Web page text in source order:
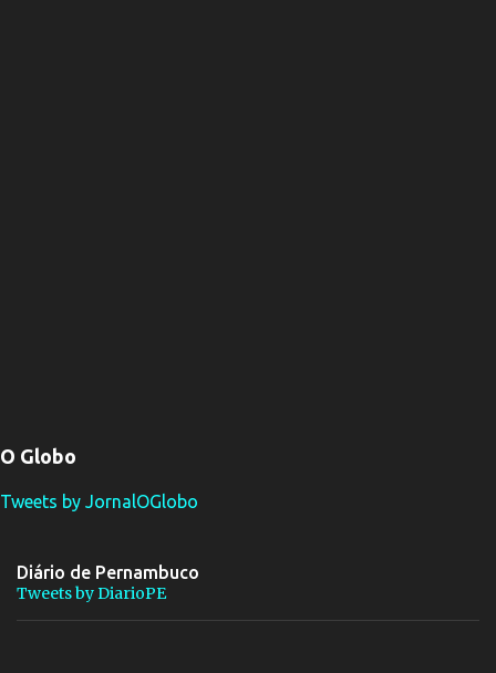
O Globo
Tweets by JornalOGlobo
Diário de Pernambuco
Tweets by DiarioPE